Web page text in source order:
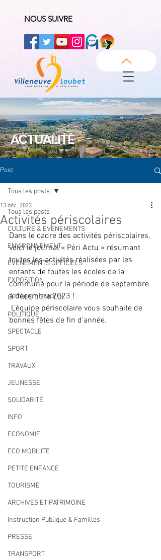
NOUS SUIVRE
ACTUALITÉ
Post
Tous les posts
CULTURE & EVENEMENTS
ENVIRONNEMENT
ÉVÉNEMENTS OFFICIELS
EXPOSITION
OFFRES D'EMPLOI
POLITIQUE
SPECTACLE
SPORT
TRAVAUX
JEUNESSE
SOLIDARITÉ
INFO
ECONOMIE
ECO MOBILITE
PETITE ENFANCE
TOURISME
ARCHIVES ET PATRIMOINE
Instruction Publique & Familles
PRESSE
TRANSPORT
Tous les posts
Activités périscolaires
13 déc. 2023
Dans le cadre des activités périscolaires,
voici le journal « Péri Actu » résumant
toutes les activités réalisées par les
enfants de toutes les écoles de la
commune pour la période de septembre
à décembre 2023 !
bonnes fêtes de fin d’année.